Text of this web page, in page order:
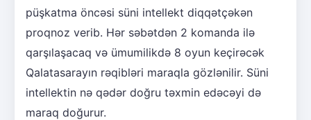
püşkatma öncəsi süni intellekt diqqətçəkən
proqnoz verib. Hər səbətdən 2 komanda ilə
qarşılaşacaq və ümumilikdə 8 oyun keçirəcək
Qalatasarayın rəqibləri maraqla gözlənilir. Süni
intellektin nə qədər doğru təxmin edəcəyi də
maraq doğurur.